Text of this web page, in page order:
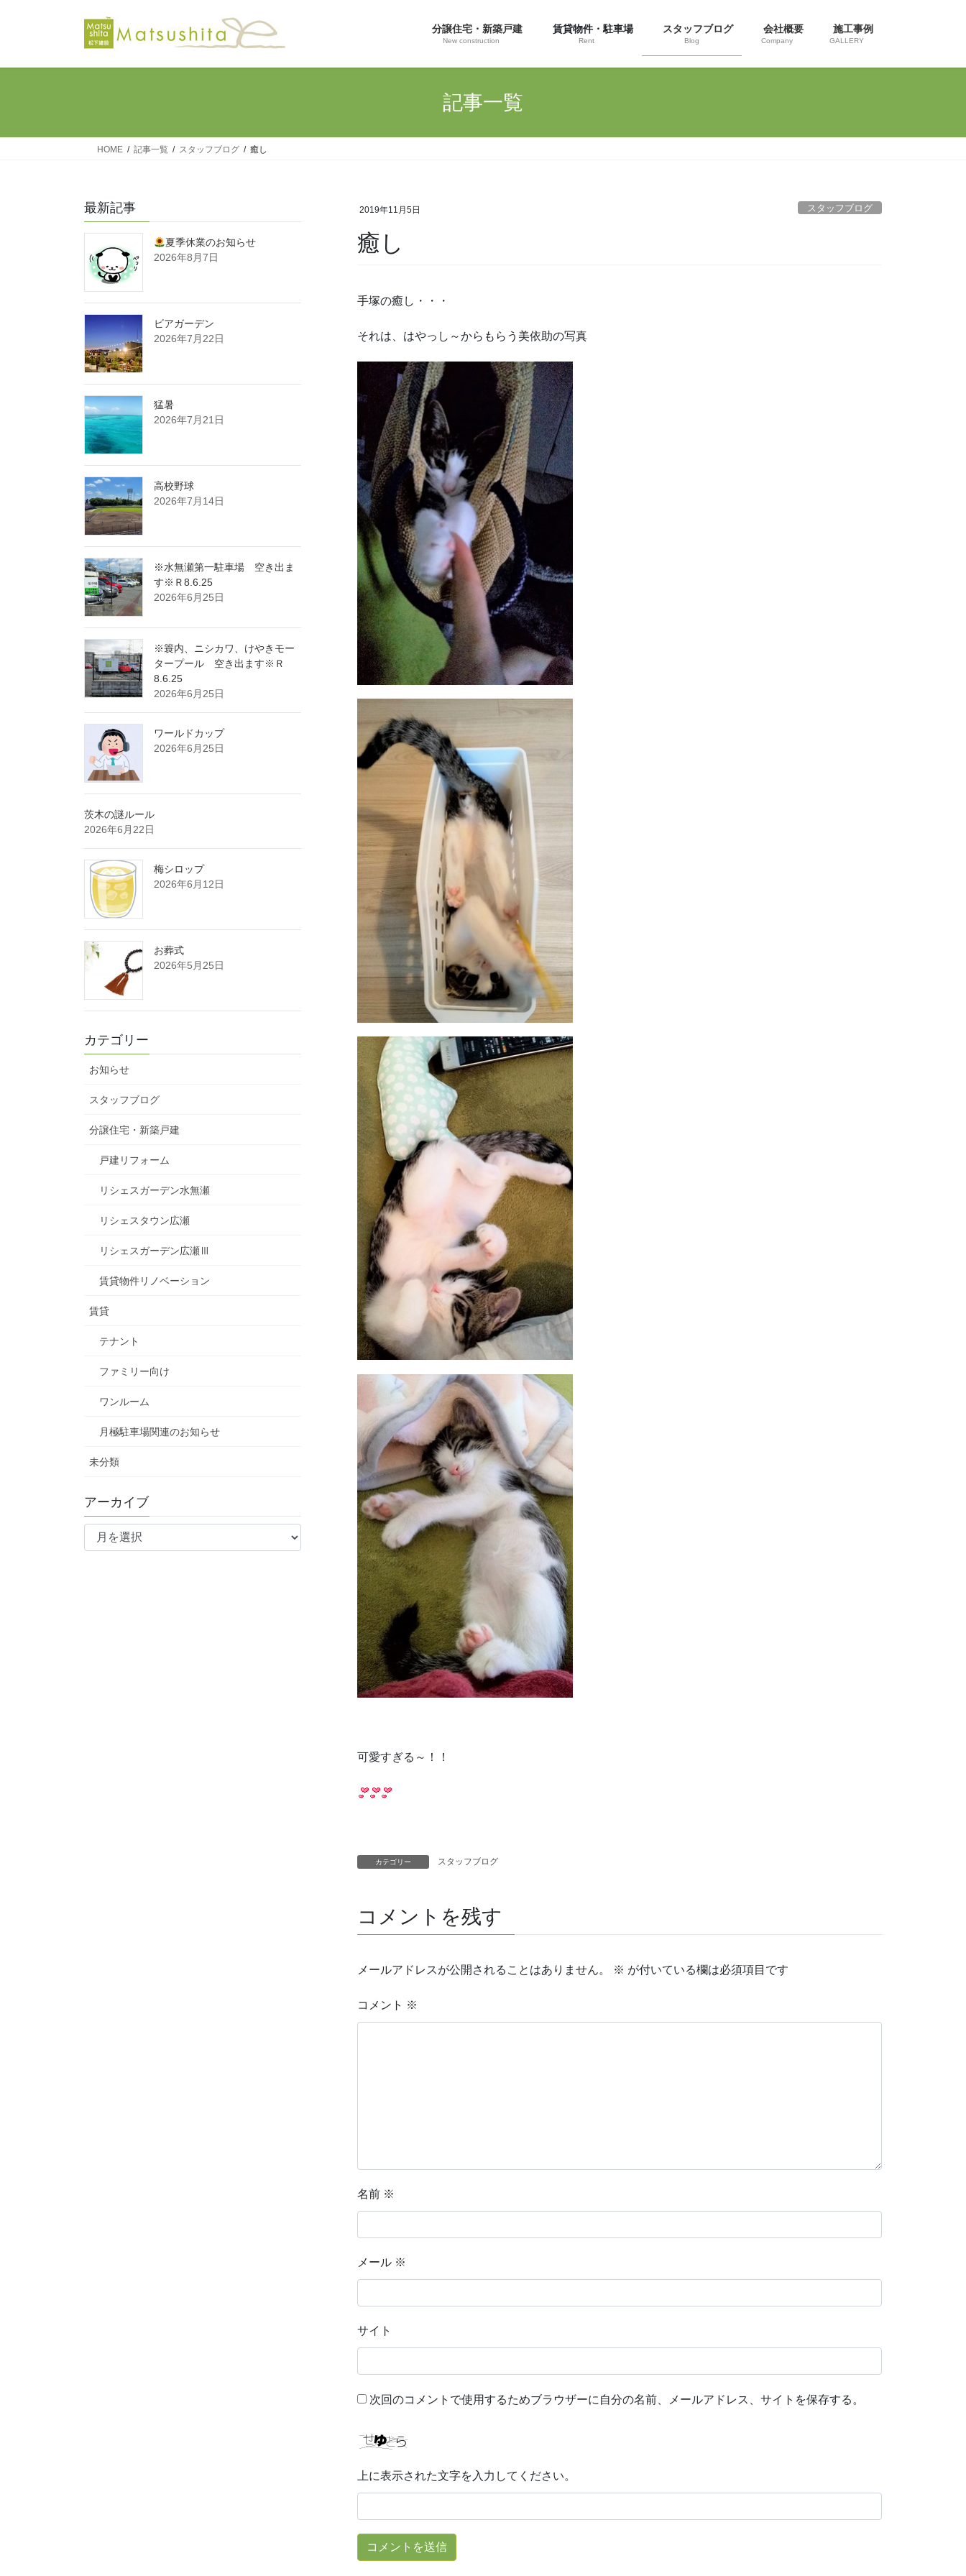
分譲住宅・新築戸建
New construction
賃貸物件・駐車場
Rent
スタッフブログ
Blog
会社概要
Company
施工事例
GALLERY
記事一覧
HOME 記事一覧 スタッフブログ 癒し
2019年11月5日 スタッフブログ
癒し
手塚の癒し・・・
それは、はやっし～からもらう美依助の写真
可愛すぎる～！！
カテゴリー スタッフブログ
コメントを残す
メールアドレスが公開されることはありません。 ※ が付いている欄は必須項目です
コメント ※
名前 ※
メール ※
サイト
次回のコメントで使用するためブラウザーに自分の名前、メールアドレス、サイトを保存する。
上に表示された文字を入力してください。
最新記事
夏季休業のお知らせ
2026年8月7日
ビアガーデン
2026年7月22日
猛暑
2026年7月21日
高校野球
2026年7月14日
※水無瀬第一駐車場 空き出ま
す※Ｒ8.6.25
2026年6月25日
※簑内、ニシカワ、けやきモー
タープール 空き出ます※Ｒ
8.6.25
2026年6月25日
ワールドカップ
2026年6月25日
茨木の謎ルール
2026年6月22日
梅シロップ
2026年6月12日
お葬式
2026年5月25日
カテゴリー
お知らせ
スタッフブログ
分譲住宅・新築戸建
戸建リフォーム
リシェスガーデン水無瀬
リシェスタウン広瀬
リシェスガーデン広瀬Ⅲ
賃貸物件リノベーション
賃貸
テナント
ファミリー向け
ワンルーム
月極駐車場関連のお知らせ
未分類
アーカイブ
ア